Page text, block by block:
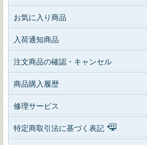
お気に入り商品
入荷通知商品
注文商品の確認・キャンセル
商品購入履歴
修理サービス
特定商取引法に基づく表記